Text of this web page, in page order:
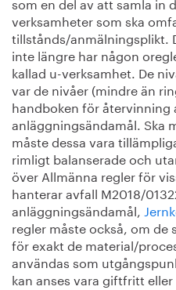
verksamheter som ska
tillstånds/anmälningsplikt.
inte längre har någon
kallad u-verksamhet. De
var de nivåer (mindre än
handboken för återvinning
anläggningsändamål. Ska
måste dessa vara
rimligt balanserade och
över Allmänna regler för
hanterar avfall M2018/
anläggningsändamål,
regler måste också, om de
för exakt de material/
användas som
kan anses vara giftfritt